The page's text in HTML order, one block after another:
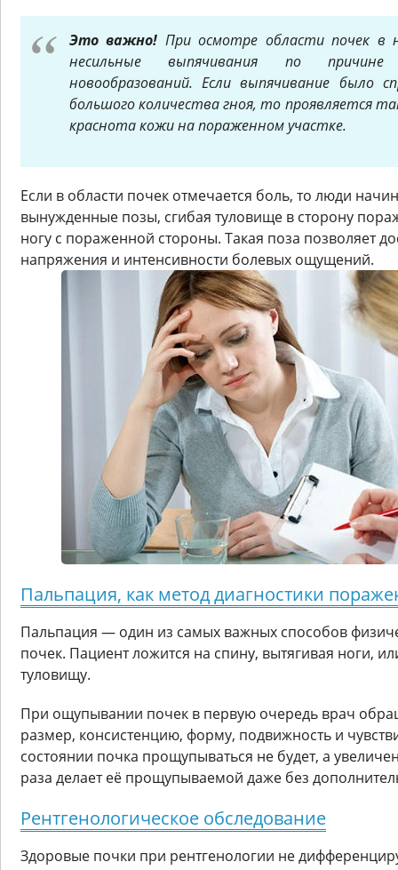
Это важно! При осмотре области почек в
несильные выпячивания по причине
новообразований. Если выпячивание было
большого количества гноя, то проявляется
краснота кожи на пораженном участке.
Если в области почек отмечается боль, то люди
вынужденные позы, сгибая туловище в сторону
ногу с пораженной стороны. Такая поза позволяет
напряжения и интенсивности болевых ощущений.
Пальпация, как метод диагностики
Пальпация — один из самых важных способов
почек. Пациент ложится на спину, вытягивая ноги,
туловищу.
При ощупывании почек в первую очередь врач
размер, консистенцию, форму, подвижность и
состоянии почка прощупываться не будет, а
раза делает её прощупываемой даже без
Рентгенологическое обследование
Здоровые почки при рентгенологии не